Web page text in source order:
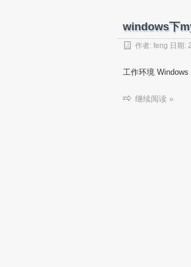
windows下
作者: feng 日期:
工作环境
继续阅读 »